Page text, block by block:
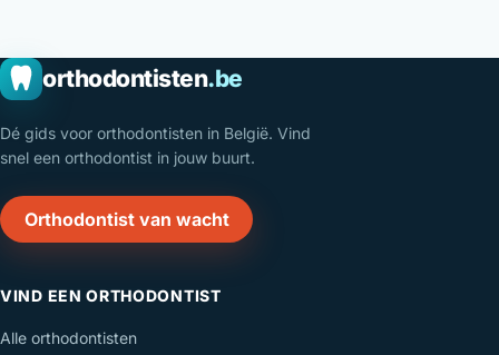
orthodontisten.be
Dé gids voor orthodontisten in België. Vind
snel een orthodontist in jouw buurt.
Orthodontist van wacht
VIND EEN ORTHODONTIST
Alle orthodontisten